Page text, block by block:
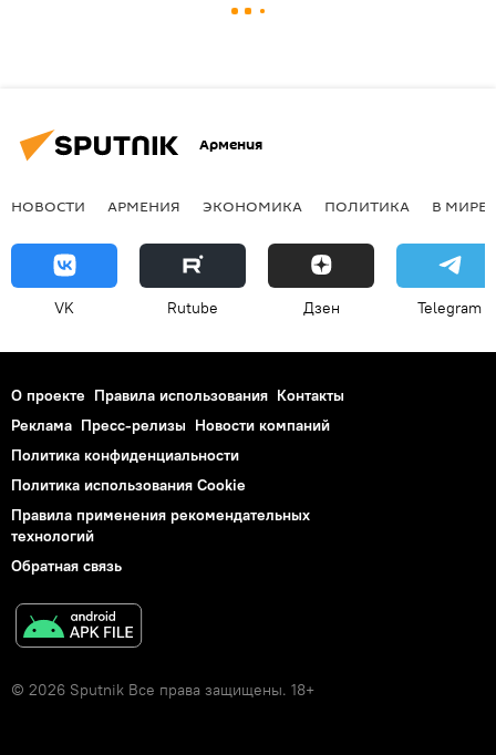
Армения
НОВОСТИ АРМЕНИЯ ЭКОНОМИКА ПОЛИТИКА В МИРЕ
VK Rutube Дзен Telegram
О проекте Правила использования Контакты
Реклама Пресс-релизы Новости компаний
Политика конфиденциальности
Политика использования Cookie
Правила применения рекомендательных
технологий
Обратная связь
© 2026 Sputnik Все права защищены. 18+